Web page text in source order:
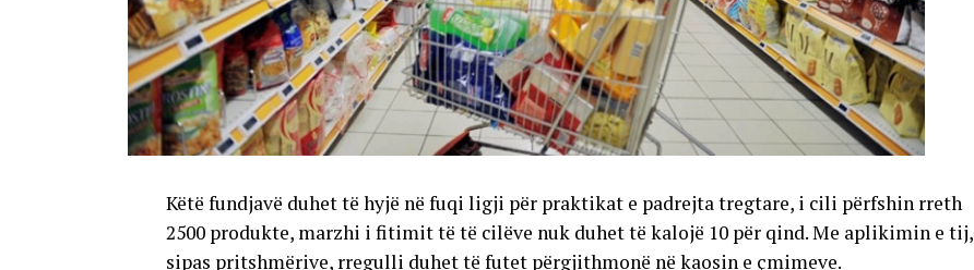
Këtë fundjavë duhet të hyjë në fuqi ligji për praktikat e padrejta tregtare, i cili përfshin rreth
2500 produkte, marzhi i fitimit të të cilëve nuk duhet të kalojë 10 për qind. Me aplikimin e tij,
sipas pritshmërive, rregulli duhet të futet përgjithmonë në kaosin e çmimeve.